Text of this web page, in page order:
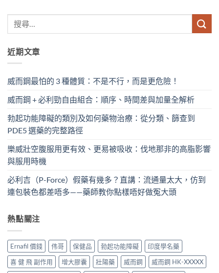
近期文章
威而鋼最怕的 3 種體質：不是不行，而是更危險！
威而鋼 + 必利勁自由組合：順序、時間差與加量全解析
勃起功能障礙的類別及如何藥物治療：從分類、篩查到
PDE5 選藥的完整路徑
樂威壯空腹服用更有效、更易被吸收：伐地那非的高脂影響
與服用時機
必利吉（P-Force）假藥有幾多？直講：流通量太大，仿到
連包裝色都差唔多——藥師教你點樣唔好做冤大頭
熱點關注
Ernafil 價錢 伟哥 保健品 勃起功能障礙
印度學名藥
喜 健 飛 副作用
增大膠囊 壯陽藥 威而鋼
威而鋼 HK-XXXXX